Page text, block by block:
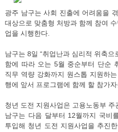
광주 남구는 사회 진출에 어려움을
대상으로 맞춤형 처방과 함께 참여
업을 시행한다.
남구는 8일 “취업난과 심리적 위축
함에 따라 오는 5월 중순부터 단순
직무 역량 강화까지 원스톱 지원하
행에 앞서 프로그램에 함께 할 참가
청년 도전 지원사업은 고용노동부
남구는 다음 달부터 12월까지 국비
투입해 청년 도전 지원사업을 추진